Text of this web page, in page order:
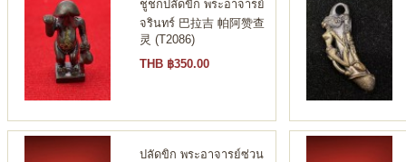
ชูชกปลัดขิก พระอาจารย์
จรินทร์ 巴拉吉 帕阿赞查
灵 (T2086)
THB ฿350.00
ปลัดขิก พระอาจารย์ซ่วน